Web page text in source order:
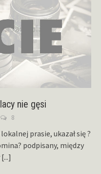
nie gęsi
8
prasie, ukazał się ?
podpisany, między
[...]